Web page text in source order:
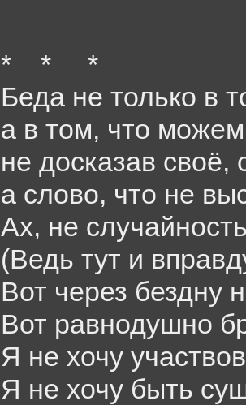
* * *
Беда не только в
а в том, что
не досказав
а слово, что не
Ах, не
(Ведь тут и
Вот через бездну
Вот равнодушно
Я не хочу
Я не хочу быть